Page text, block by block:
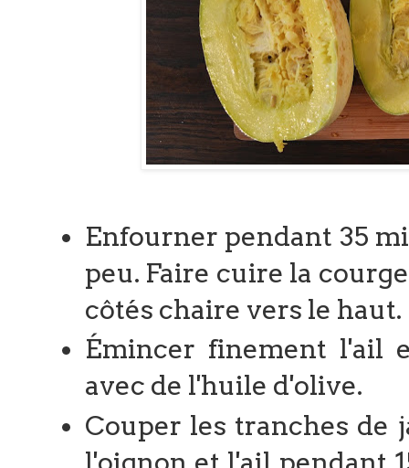
Enfourner pendant 35
peu. Faire cuire la
côtés chaire vers le haut.
Émincer finement l'ail
avec de l'huile d'olive.
Couper les tranches de